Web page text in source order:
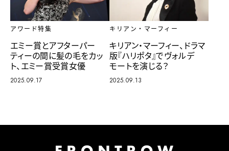
アワード特集
エミー賞とアフターパー
ティーの間に髪の毛をカッ
ト、エミー賞受賞女優
2025.09.17
キリアン・マーフィー
キリアン・マーフィー、ドラマ
版『ハリポタ』でヴォルデ
モートを演じる？
2025.09.13